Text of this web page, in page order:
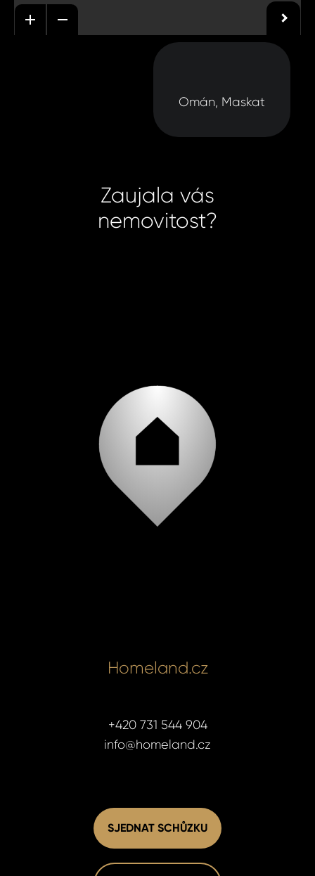
Omán, Maskat
Zaujala vás
nemovitost?
Homeland.cz
+420 731 544 904
info@homeland.cz
SJEDNAT SCHŮZKU